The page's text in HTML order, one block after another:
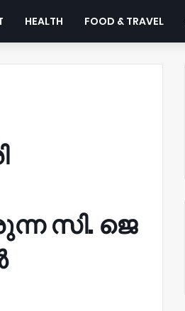
HEALTH FOOD & TRAVEL
സി. ജെ